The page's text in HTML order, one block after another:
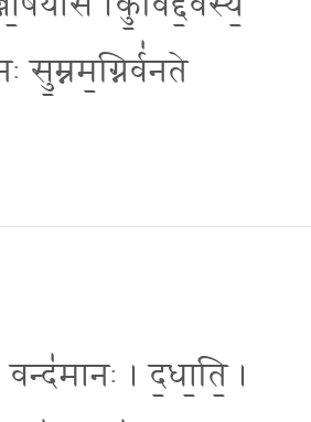
सु॒म्नम॒ग्निर्व॑नते
। द॒धा॒ति॒ ।